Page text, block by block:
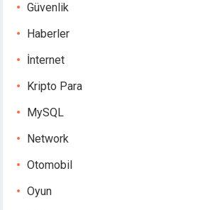
Güvenlik
Haberler
İnternet
Kripto Para
MySQL
Network
Otomobil
Oyun